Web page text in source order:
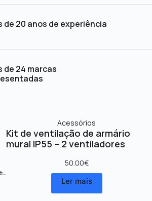
de 20 anos de experiência
de 24 marcas
Acessórios
Kit de ventilação de armário
mural IP55 – 2 ventiladores
50.00€
Ler mais